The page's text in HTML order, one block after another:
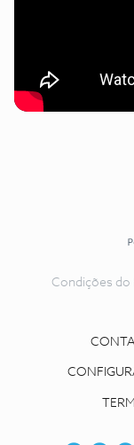
Condições do